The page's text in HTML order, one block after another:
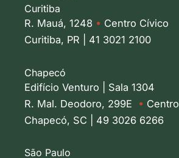
Curitiba
R. Mauá, 1248 • Centro Cívico
Curitiba, PR | 41 3021 2100
Chapecó
Edifício Venturo | Sala 1304
R. Mal. Deodoro, 299E • Centro
Chapecó, SC | 49 3026 6266
São Paulo